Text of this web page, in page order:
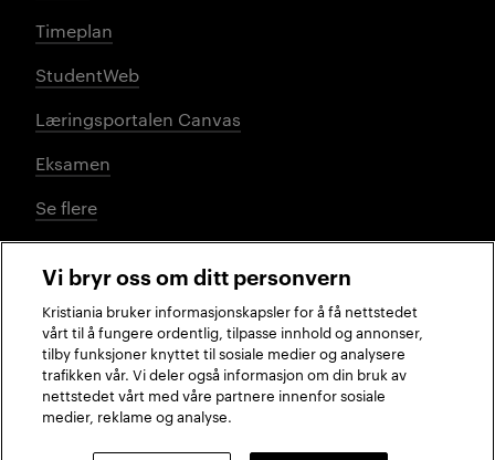
Timeplan
StudentWeb
Læringsportalen Canvas
Eksamen
Se flere
Sosiale medier
FacebookInstagramLinkedInTikTok
Vi bryr oss om ditt personvern
Kristiania bruker informasjonskapsler for å få nettstedet
vårt til å fungere ordentlig, tilpasse innhold og annonser,
tilby funksjoner knyttet til sosiale medier og analysere
trafikken vår. Vi deler også informasjon om din bruk av
nettstedet vårt med våre partnere innenfor sosiale
medier, reklame og analyse.